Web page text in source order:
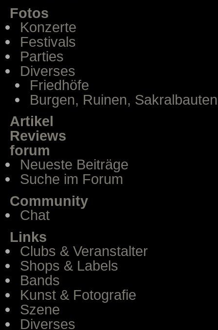
Fotos
Konzerte
Festivals
Parties
Diverses
Friedhöfe
Burgen, Ruinen, Sakralbauten
Artikel
Reviews
forum
Neueste Beiträge
Suche im Forum
Community
Chat
Links
Clubs & Veranstalter
Shops & Labels
Bands
Kunst & Fotografie
Szene
Diverses